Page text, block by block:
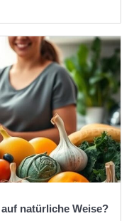
natürliche Weise?